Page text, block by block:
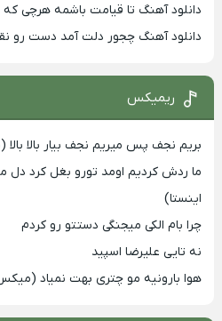
دانلود آهنگ تا قیامت باشمه هرچی که
دانلود آهنگ چجور دلت آمد دست رو
ریمیکس
بریم نجف پس میریم نجف بیار بالا
ما ردش کردیم اومد تورو بغل کرد
اینستا)
چرا بام الکی میجنگی دستتو رو کردم
نه تایی علیرضا اسپید
هوا بارونیه مو چتری بهت نمیاد